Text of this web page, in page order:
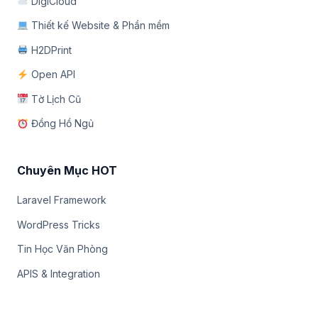
Thiết kế Website & Phần mềm
H2DPrint
Open API
Tờ Lịch Cũ
Đồng Hồ Ngủ
Chuyên Mục HOT
Laravel Framework
WordPress Tricks
Tin Học Văn Phòng
APIS & Integration